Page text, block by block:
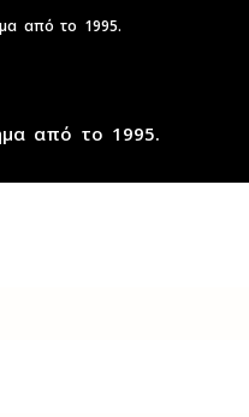
από το 1995.
από το 1995.